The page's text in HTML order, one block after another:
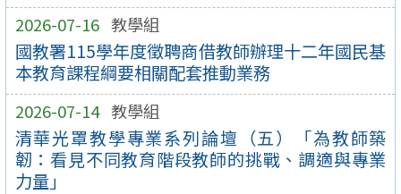
2026-07-16 教學組
國教署115學年度徵聘商借教師辦理十二年國民基
本教育課程綱要相關配套推動業務
2026-07-14 教學組
清華光罩教學專業系列論壇（五）「為教師築
韌：看見不同教育階段教師的挑戰、調適與專業
力量」